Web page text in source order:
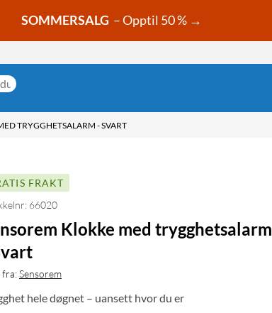
SOMMERSALG – Opptil 50 % →
TRYGGHETSALARM - SVART
FRAKT
66020
Klokke med trygghetsalarm
fra:Sensorem
hele døgnet – uansett hvor du er